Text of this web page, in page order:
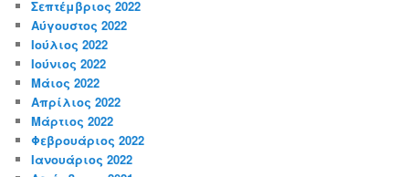
Σεπτέμβριος 2022
Αύγουστος 2022
Ιούλιος 2022
Ιούνιος 2022
Μάιος 2022
Απρίλιος 2022
Μάρτιος 2022
Φεβρουάριος 2022
Ιανουάριος 2022